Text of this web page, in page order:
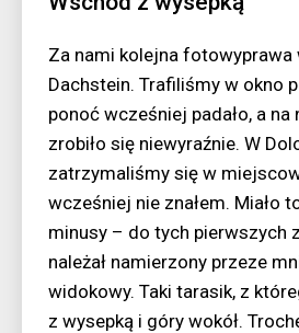
Za nami kolejna fotowyprawa
Dachstein. Trafiliśmy w okno
ponoć wcześniej padało, a
zrobiło się niewyraźnie. W
zatrzymaliśmy się w
wcześniej nie znałem. Miało
minusy – do tych pierwszych
należał namierzony przeze
widokowy. Taki tarasik, z
z wysepką i góry wokół.